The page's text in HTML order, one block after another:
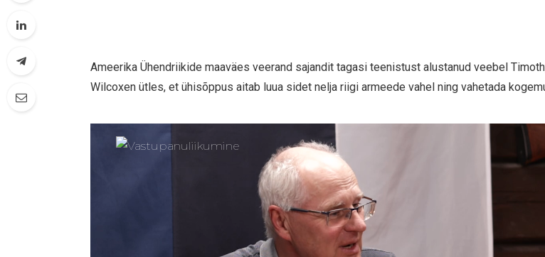
Ameerika Ühendriikide maaväes veerand sajandit tagasi teenistust alustanud veebel
Wilcoxen ütles, et ühisõppus aitab luua sidet nelja riigi armeede vahel ning vahetada